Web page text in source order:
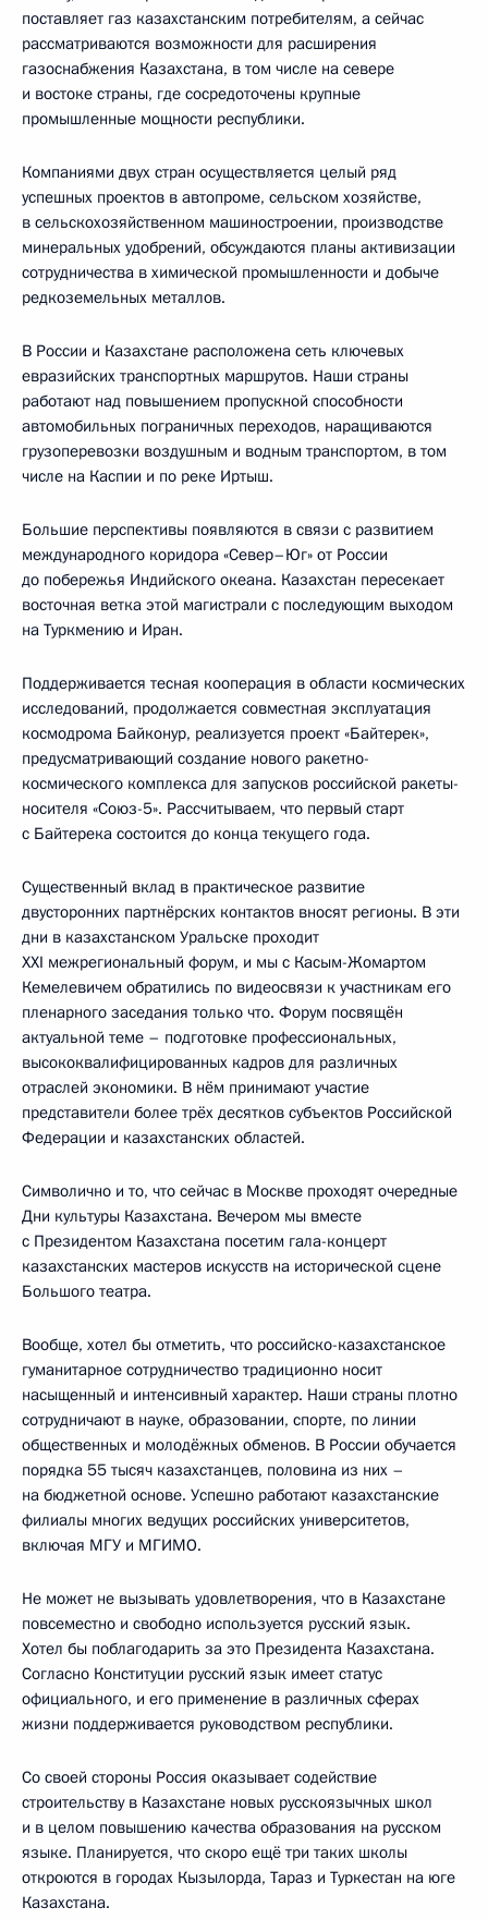
поставляет газ казахстанским потребителям, а сейчас
рассматриваются возможности для расширения
газоснабжения Казахстана, в том числе на севере
и востоке страны, где сосредоточены крупные
промышленные мощности республики.
Компаниями двух стран осуществляется целый ряд
успешных проектов в автопроме, сельском хозяйстве,
в сельскохозяйственном машиностроении, производстве
минеральных удобрений, обсуждаются планы активизации
сотрудничества в химической промышленности и добыче
редкоземельных металлов.
В России и Казахстане расположена сеть ключевых
евразийских транспортных маршрутов. Наши страны
работают над повышением пропускной способности
автомобильных пограничных переходов, наращиваются
грузоперевозки воздушным и водным транспортом, в том
числе на Каспии и по реке Иртыш.
Большие перспективы появляются в связи с развитием
международного коридора «Север–Юг» от России
до побережья Индийского океана. Казахстан пересекает
восточная ветка этой магистрали с последующим выходом
на Туркмению и Иран.
Поддерживается тесная кооперация в области космических
исследований, продолжается совместная эксплуатация
космодрома Байконур, реализуется проект «Байтерек»,
предусматривающий создание нового ракетно-
космического комплекса для запусков российской ракеты-
носителя «Союз-5». Рассчитываем, что первый старт
с Байтерека состоится до конца текущего года.
Существенный вклад в практическое развитие
двусторонних партнёрских контактов вносят регионы. В эти
дни в казахстанском Уральске проходит
XXI межрегиональный форум, и мы с Касым-Жомартом
Кемелевичем обратились по видеосвязи к участникам его
пленарного заседания только что. Форум посвящён
актуальной теме – подготовке профессиональных,
высококвалифицированных кадров для различных
отраслей экономики. В нём принимают участие
представители более трёх десятков субъектов Российской
Федерации и казахстанских областей.
Символично и то, что сейчас в Москве проходят очередные
Дни культуры Казахстана. Вечером мы вместе
с Президентом Казахстана посетим гала-концерт
казахстанских мастеров искусств на исторической сцене
Большого театра.
Вообще, хотел бы отметить, что российско-казахстанское
гуманитарное сотрудничество традиционно носит
насыщенный и интенсивный характер. Наши страны плотно
сотрудничают в науке, образовании, спорте, по линии
общественных и молодёжных обменов. В России обучается
порядка 55 тысяч казахстанцев, половина из них –
на бюджетной основе. Успешно работают казахстанские
филиалы многих ведущих российских университетов,
включая МГУ и МГИМО.
Не может не вызывать удовлетворения, что в Казахстане
повсеместно и свободно используется русский язык.
Хотел бы поблагодарить за это Президента Казахстана.
Согласно Конституции русский язык имеет статус
официального, и его применение в различных сферах
жизни поддерживается руководством республики.
Со своей стороны Россия оказывает содействие
строительству в Казахстане новых русскоязычных школ
и в целом повышению качества образования на русском
языке. Планируется, что скоро ещё три таких школы
откроются в городах Кызылорда, Тараз и Туркестан на юге
Казахстана.